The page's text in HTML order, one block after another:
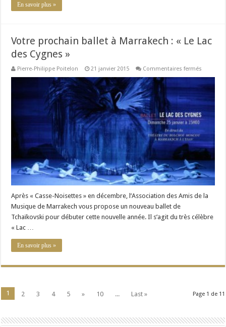
En savoir plus »
Votre prochain ballet à Marrakech : « Le Lac
des Cygnes »
Pierre-Philippe Poitelon 21 janvier 2015 Commentaires fermés
ballet
« Le
Lac
Cygnes »
Après « Casse-Noisettes » en décembre, l’Association des Amis de la
Musique de Marrakech vous propose un nouveau ballet de
Tchaïkovski pour débuter cette nouvelle année. Il s’agit du très célèbre
« Lac …
En savoir plus »
Page 1 de 11
1 2 3 4 5 » 10 ... Last »